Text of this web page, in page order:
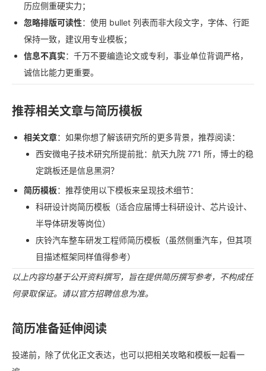
历应侧重硬实力；
忽略排版可读性：使用 bullet 列表而非大段文字，字体、行距
保持一致，建议用专业模板；
信息不真实：千万不要编造论文或专利，事业单位背调严格，
诚信比能力更重要。
推荐相关文章与简历模板
相关文章：如果你想了解该研究所的更多背景，推荐阅读：
西安微电子技术研究所提前批：航天九院 771 所，博士的稳
定跳板还是信息黑洞？
简历模板：推荐使用以下模板来呈现技术细节：
科研设计岗简历模板（适合应届博士科研设计、芯片设计、
半导体研发等岗位）
庆铃汽车整车研发工程师简历模板（虽然侧重汽车，但其项
目描述框架同样值得参考）
以上内容均基于公开资料撰写，旨在提供简历撰写参考，不构成任
何录取保证。请以官方招聘信息为准。
简历准备延伸阅读
投递前，除了优化正文表达，也可以把相关攻略和模板一起看一